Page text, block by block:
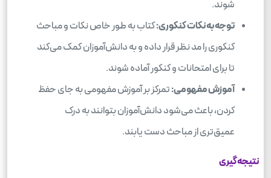
شوند.
توجه به نکات کنکوری:کتاب به طور خاص نکات و مباحث
کنکوری را مد نظر قرار داده و به دانش‌آموزان کمک می‌کند
تا برای امتحانات و کنکور آماده شوند.
آموزش مفهومی:تمرکز بر آموزش مفهومی به جای حفظ
کردن، باعث می‌شود دانش‌آموزان بتوانند به درک
عمیق‌تری از مباحث دست یابند.
نتیجه‌گیری